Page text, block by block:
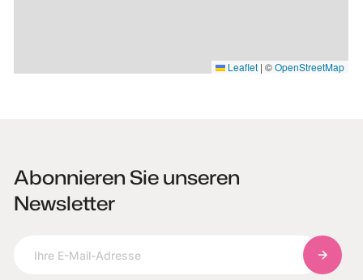
Leaflet | ©OpenStreetMap
Abonnieren Sie unseren
Newsletter